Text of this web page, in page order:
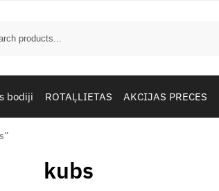
bodiji ROTAĻLIETAS AKCIJAS PRECES
kubs